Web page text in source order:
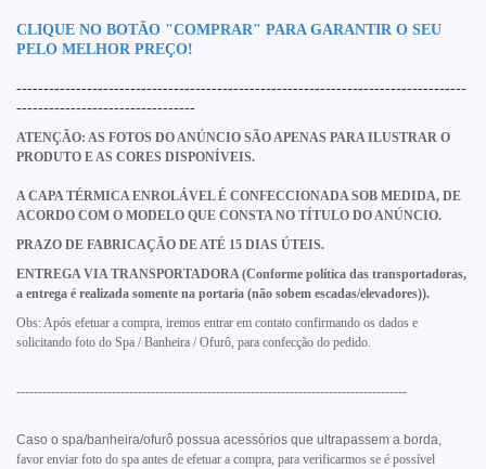
CLIQUE NO BOTÃO "COMPRAR" PARA GARANTIR O SEU
PELO MELHOR PREÇO!
-----------------------------------------------------------------------------------
---------------------------------
ATENÇÃO: AS FOTOS DO ANÚNCIO SÃO APENAS PARA ILUSTRAR O
PRODUTO E AS CORES DISPONÍVEIS.
A CAPA TÉRMICA ENROLÁVEL É CONFECCIONADA SOB MEDIDA, DE
ACORDO COM O MODELO QUE CONSTA NO TÍTULO DO ANÚNCIO.
PRAZO DE FABRICAÇÃO DE ATÉ 15 DIAS ÚTEIS.
ENTREGA VIA TRANSPORTADORA (Conforme política das transportadoras,
a entrega é realizada somente na portaria (não sobem escadas/elevadores)).
Obs: Após efetuar a compra, iremos entrar em contato confirmando os dados e
solicitando foto do Spa / Banheira / Ofurô, para confecção do pedido.
------------------------------------------------------------------------------------------
Caso o spa/banheira/ofurô possua acessórios que ultrapassem a borda,
favor enviar foto do spa antes de efetuar a compra, para verificarmos se é possível